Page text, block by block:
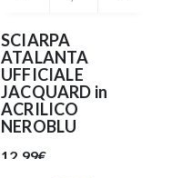
SCIARPA
ATALANTA
UFFICIALE
JACQUARD in
ACRILICO
NEROBLU
12.99€